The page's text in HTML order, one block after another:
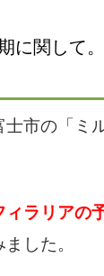
に関して。
市の「ミ
ィラリアの
した。